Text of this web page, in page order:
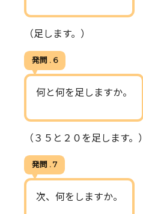
（足します。）
発問 . 6
何と何を足しますか。
（３５と２０を足します。）
発問 . 7
次、何をしますか。